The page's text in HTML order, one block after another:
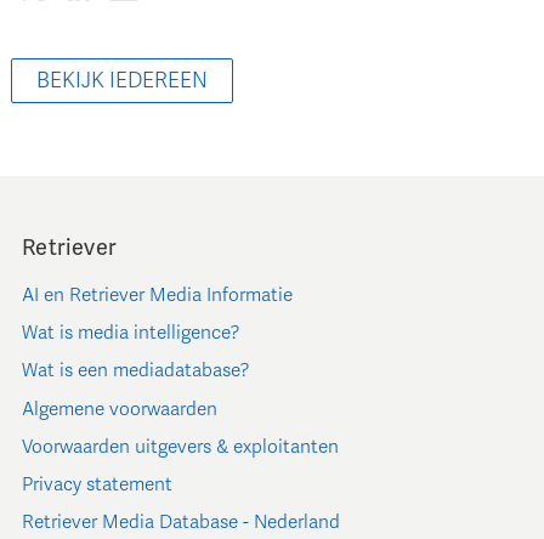
BEKIJK IEDEREEN
Retriever
AI en Retriever Media Informatie
Wat is media intelligence?
Wat is een mediadatabase?
Algemene voorwaarden
Voorwaarden uitgevers & exploitanten
Privacy statement
Retriever Media Database - Nederland